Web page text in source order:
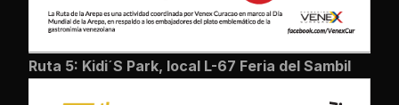
Ruta 5: Kidi´S Park, local L-67 Feria del Sambil